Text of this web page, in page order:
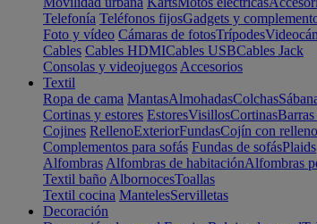
Telefonía Teléfonos fijosGadgets y
Foto y vídeo Cámaras de fotosTrípodes
Cables Cables HDMICables USBCables Jack
Consolas y videojuegos Accesorios
Textil
Ropa de cama MantasAlmohadasColchas
Cortinas y estores EstoresVisillosCortinas
Cojines RellenoExteriorFundasCojín con relleno
Complementos para sofás Fundas de sofásPlaids
Alfombras Alfombras de habitaciónAlfombras
Textil baño AlbornocesToallas
Textil cocina MantelesServilletas
Decoración